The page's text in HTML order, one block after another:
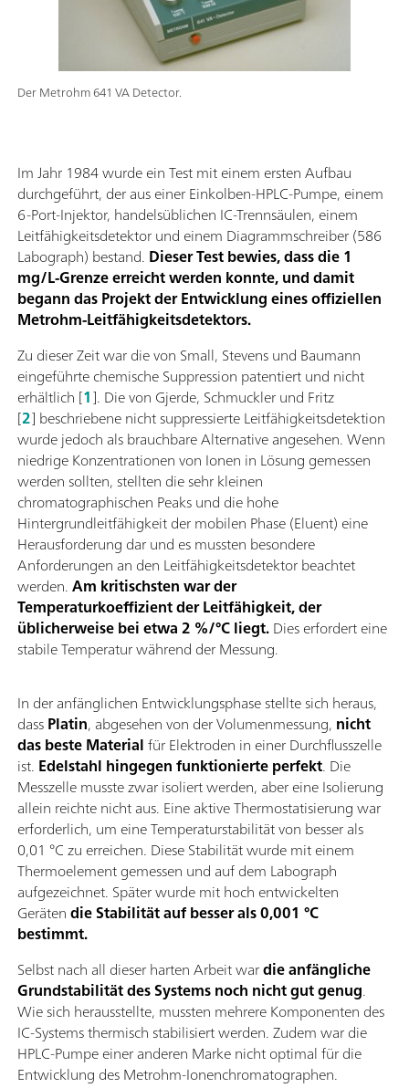
Der Metrohm 641 VA Detector.
Im Jahr 1984 wurde ein Test mit einem ersten Aufbau
durchgeführt, der aus einer Einkolben-HPLC-Pumpe, einem
6-Port-Injektor, handelsüblichen IC-Trennsäulen, einem
Leitfähigkeitsdetektor und einem Diagrammschreiber (586
Labograph) bestand. Dieser Test bewies, dass die 1
mg/L-Grenze erreicht werden konnte, und damit
begann das Projekt der Entwicklung eines offiziellen
Metrohm-Leitfähigkeitsdetektors.
Zu dieser Zeit war die von Small, Stevens und Baumann
eingeführte chemische Suppression patentiert und nicht
erhältlich [1]. Die von Gjerde, Schmuckler und Fritz
[2] beschriebene nicht suppressierte Leitfähigkeitsdetektion
wurde jedoch als brauchbare Alternative angesehen. Wenn
niedrige Konzentrationen von Ionen in Lösung gemessen
werden sollten, stellten die sehr kleinen
chromatographischen Peaks und die hohe
Hintergrundleitfähigkeit der mobilen Phase (Eluent) eine
Herausforderung dar und es mussten besondere
Anforderungen an den Leitfähigkeitsdetektor beachtet
werden.Am kritischsten war der
Temperaturkoeffizient der Leitfähigkeit, der
üblicherweise bei etwa 2 %/°C liegt.Dies erfordert eine
stabile Temperatur während der Messung.
In der anfänglichen Entwicklungsphase stellte sich heraus,
dassPlatin, abgesehen von der Volumenmessung, nicht
das beste Materialfür Elektroden in einer Durchflusszelle
ist. Edelstahl hingegen funktionierte perfekt. Die
Messzelle musste zwar isoliert werden, aber eine Isolierung
allein reichte nicht aus. Eine aktive Thermostatisierung war
erforderlich, um eine Temperaturstabilität von besser als
0,01 °C zu erreichen. Diese Stabilität wurde mit einem
Thermoelement gemessen und auf dem Labograph
aufgezeichnet. Später wurde mit hoch entwickelten
Gerätendie Stabilität auf besser als 0,001 °C
bestimmt.
Selbst nach all dieser harten Arbeit wardie anfängliche
Grundstabilität des Systems noch nicht gut genug.
Wie sich herausstellte, mussten mehrere Komponenten des
IC-Systems thermisch stabilisiert werden. Zudem war die
HPLC-Pumpe einer anderen Marke nicht optimal für die
Entwicklung des Metrohm-Ionenchromatographen.